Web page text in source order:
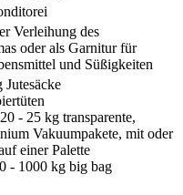
Verleihung des
oder als Garnitur für
und Süßigkeiten
Jutesäcke
- 25 kg transparente,
Vakuumpakete, mit oder
einer Palette
- 1000 kg big bag